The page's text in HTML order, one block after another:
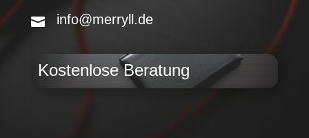
info@merryll.de
Kostenlose Beratung